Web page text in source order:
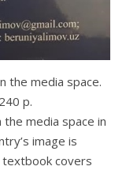
the media space.
p.
media space in
image is
textbook covers